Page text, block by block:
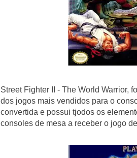
Street Fighter II - The World Warrior,
dos jogos mais vendidos para o
convertida e possui tjodos os
consoles de mesa a receber o jogo